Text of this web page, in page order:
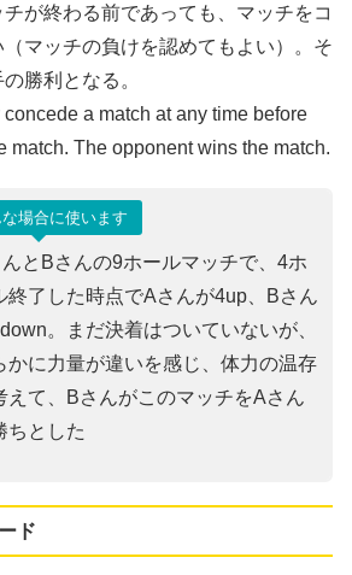
が終わる前であっても、マッチをコ
マッチの負けを認めてもよい）。そ
勝利となる。
a match at any time before
match. The opponent wins the match.
場合に使います
とBさんの9ホールマッチで、4ホ
終了した時点でAさんが4up、Bさん
。まだ決着はついていないが、
かに力量が違いを感じ、体力の温存
えて、BさんがこのマッチをAさん
ちとした
ド